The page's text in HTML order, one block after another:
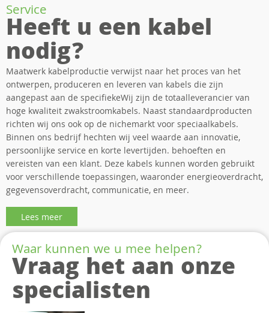
Service
Heeft u een kabel
nodig?
Maatwerk kabelproductie verwijst naar het proces van het
ontwerpen, produceren en leveren van kabels die zijn
aangepast aan de specifiekeWij zijn de totaalleverancier van
hoge kwaliteit zwakstroomkabels. Naast standaardproducten
richten wij ons ook op de nichemarkt voor speciaalkabels.
Binnen ons bedrijf hechten wij veel waarde aan innovatie,
persoonlijke service en korte levertijden. behoeften en
vereisten van een klant. Deze kabels kunnen worden gebruikt
voor verschillende toepassingen, waaronder energieoverdracht,
gegevensoverdracht, communicatie, en meer.
Lees meer
Waar kunnen we u mee helpen?
Vraag het aan onze
specialisten